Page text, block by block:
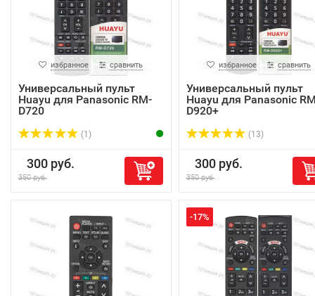
избранное сравнить
Универсальный пульт
Huayu для Panasonic RM-
D720
(1)
300 руб.
350 руб.
избранное сравнить
Универсальный пульт
Huayu для Panasonic
D920+
(13)
300 руб.
350 руб.
-17%